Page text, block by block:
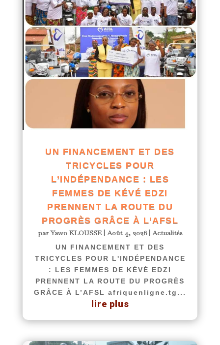
UN FINANCEMENT ET DES
TRICYCLES POUR
L’INDÉPENDANCE : LES
FEMMES DE KÉVÉ EDZI
PRENNENT LA ROUTE DU
PROGRÈS GRÂCE À L’AFSL
parYawo KLOUSSE| Août 4, 2026| Actualités
UN FINANCEMENT ET DES
TRICYCLES POUR L'INDÉPENDANCE
: LES FEMMES DE KÉVÉ EDZI
PRENNENT LA ROUTE DU PROGRÈS
GRÂCE À L’AFSL afriquenligne.tg...
lire plus